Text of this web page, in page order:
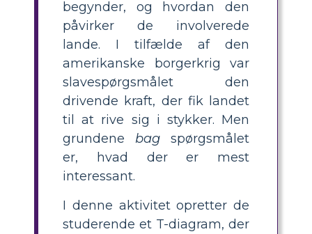
begynder, og hvordan den
påvirker de involverede
lande. I tilfælde af den
amerikanske borgerkrig var
slavespørgsmålet den
drivende kraft, der fik landet
til at rive sig i stykker. Men
grundene bag spørgsmålet
er, hvad der er mest
interessant.
I denne aktivitet opretter de
studerende et T-diagram, der